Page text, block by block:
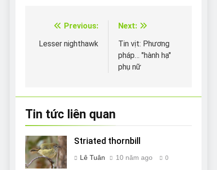
Điều
hướng
Previous:
Lesser nighthawk
Next:
Tin vịt: Phương
pháp… "hành hạ"
phụ nữ
Tin tức liên quan
Striated thornbill
Lê Tuân 10 năm ago 0